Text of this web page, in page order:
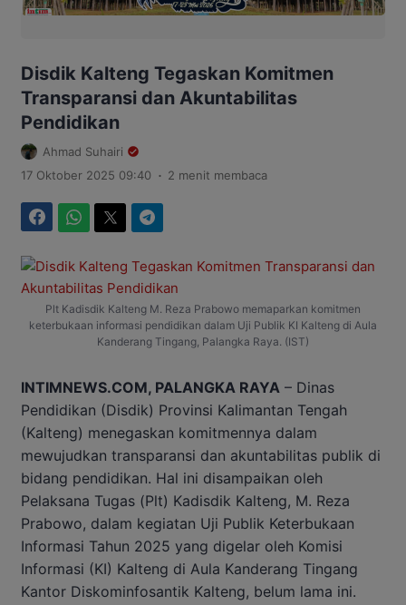
Disdik Kalteng Tegaskan Komitmen
Transparansi dan Akuntabilitas
Pendidikan
Ahmad Suhairi
17 Oktober 2025 09:40 . 2 menit membaca
Plt Kadisdik Kalteng M. Reza Prabowo memaparkan komitmen
keterbukaan informasi pendidikan dalam Uji Publik KI Kalteng di Aula
Kanderang Tingang, Palangka Raya. (IST)
INTIMNEWS.COM, PALANGKA RAYA – Dinas
Pendidikan (Disdik) Provinsi Kalimantan Tengah
(Kalteng) menegaskan komitmennya dalam
mewujudkan transparansi dan akuntabilitas publik di
bidang pendidikan. Hal ini disampaikan oleh
Pelaksana Tugas (Plt) Kadisdik Kalteng, M. Reza
Prabowo, dalam kegiatan Uji Publik Keterbukaan
Informasi Tahun 2025 yang digelar oleh Komisi
Informasi (KI) Kalteng di Aula Kanderang Tingang
Kantor Diskominfosantik Kalteng, belum lama ini.